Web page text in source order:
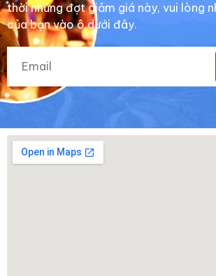
thời những đợt giảm giá này, vui lòng
của bạn vào ô dưới đây.